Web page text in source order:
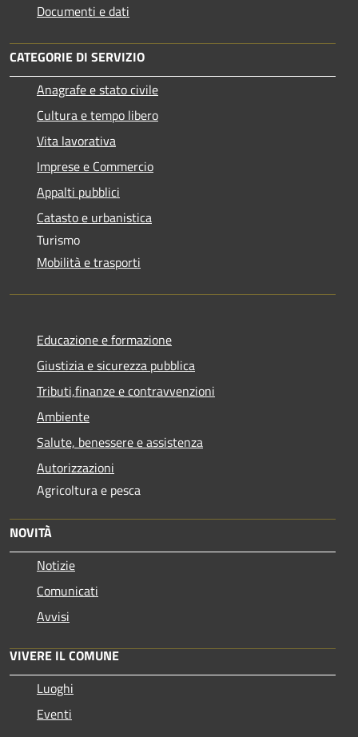
Documenti e dati
CATEGORIE DI SERVIZIO
Anagrafe e stato civile
Cultura e tempo libero
Vita lavorativa
Imprese e Commercio
Appalti pubblici
Catasto e urbanistica
Turismo
Mobilità e trasporti
Educazione e formazione
Giustizia e sicurezza pubblica
Tributi,finanze e contravvenzioni
Ambiente
Salute, benessere e assistenza
Autorizzazioni
Agricoltura e pesca
NOVITÀ
Notizie
Comunicati
Avvisi
VIVERE IL COMUNE
Luoghi
Eventi